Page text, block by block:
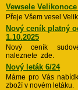
Vewsele Velikonoce
Přeje Všem vesel
Nový ceník platný
1.10.2025
Nový ceník
naleznete zde.
Nový leták 6/24
Máme pro Vás
zboží v novém letáku.